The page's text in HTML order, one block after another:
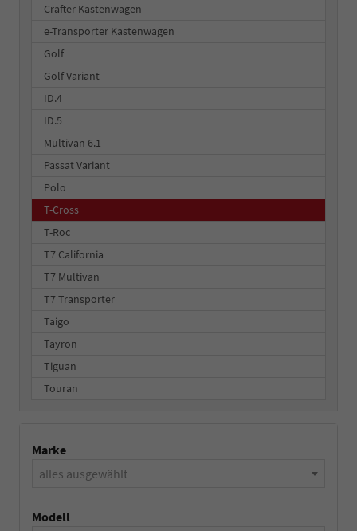
Crafter Kastenwagen
e-Transporter Kastenwagen
Golf
Golf Variant
ID.4
ID.5
Multivan 6.1
Passat Variant
Polo
T-Cross
T-Roc
T7 California
T7 Multivan
T7 Transporter
Taigo
Tayron
Tiguan
Touran
Marke
alles ausgewählt
Modell